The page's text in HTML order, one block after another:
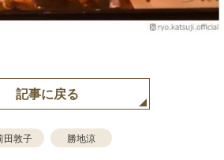
記事に戻る
田敦子 勝地涼